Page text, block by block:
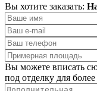
Вы хотите заказать:
Вы можете вписать
под отделку для